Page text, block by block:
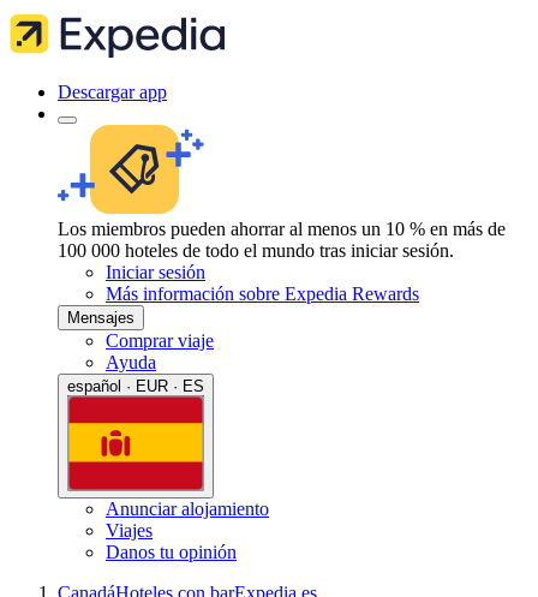
Descargar app
Los miembros pueden ahorrar al menos un 10 % en más de
100 000 hoteles de todo el mundo tras iniciar sesión.
Iniciar sesión
Más información sobre Expedia Rewards
Mensajes
Comprar viaje
Ayuda
español · EUR · ES
Anunciar alojamiento
Viajes
Danos tu opinión
CanadáHoteles con barExpedia.es